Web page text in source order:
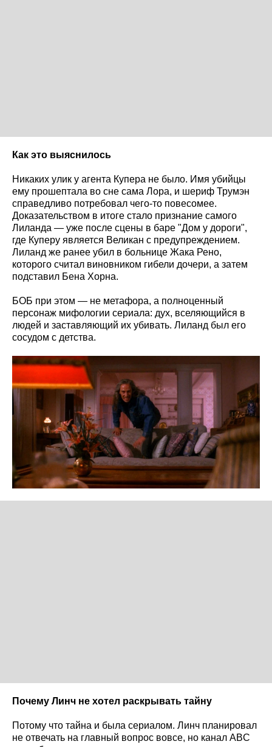
Как это выяснилось
Никаких улик у агента Купера не было. Имя убийцы
ему прошептала во сне сама Лора, и шериф Трумэн
справедливо потребовал чего-то повесомее.
Доказательством в итоге стало признание самого
Лиланда — уже после сцены в баре "Дом у дороги",
где Куперу является Великан с предупреждением.
Лиланд же ранее убил в больнице Жака Рено,
которого считал виновником гибели дочери, а затем
подставил Бена Хорна.
БОБ при этом — не метафора, а полноценный
персонаж мифологии сериала: дух, вселяющийся в
людей и заставляющий их убивать. Лиланд был его
сосудом с детства.
Почему Линч не хотел раскрывать тайну
Потому что тайна и была сериалом. Линч планировал
не отвечать на главный вопрос вовсе, но канал ABC